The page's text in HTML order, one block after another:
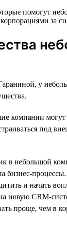
у
компании могут
под
в небольшой
бизнес-
и начать
новую CRM-
проще, чем в